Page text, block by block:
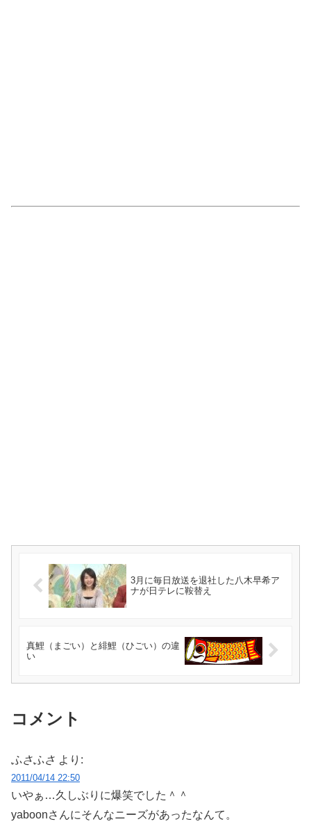
3月に毎日放送を退社した八木早希ア
ナが日テレに鞍替え
真鯉（まごい）と緋鯉（ひごい）の違
い
コメント
ふさふさ より:
2011/04/14 22:50
いやぁ…久しぶりに爆笑でした＾＾
yaboonさんにそんなニーズがあったなんて。